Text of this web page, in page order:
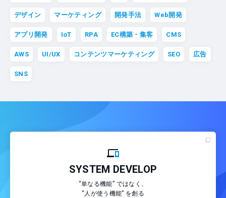
デザイン マーケティング 開発手法 Web開発
アプリ開発 IoT RPA EC構築・集客 CMS
AWS UI/UX コンテンツマーケティング SEO 広告
SNS
SYSTEM DEVELOP
“単なる機能” ではなく、
“人が使う機能” を創る